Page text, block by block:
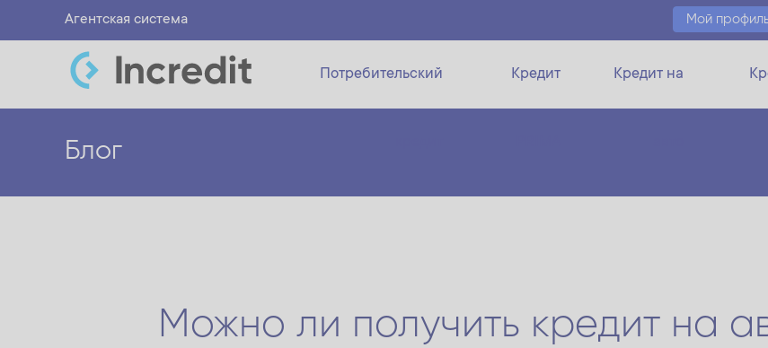
Агентская система Мой
Потребительский Кредит Кредит на
Блог
Можно ли получить кредит на